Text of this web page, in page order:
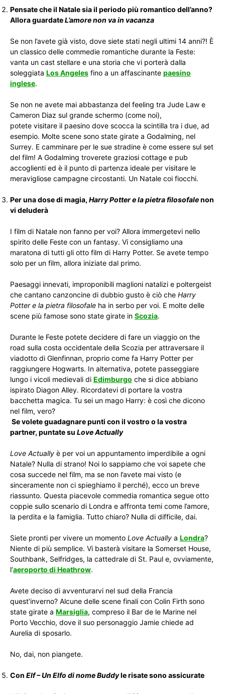
Pensate che il Natale sia il periodo più romantico dell’anno?
Allora guardateL’amore non va in vacanza
Se non l’avete già visto, dove siete stati negli ultimi 14 anni?! È
un classico delle commedie romantiche durante la Feste:
vanta un cast stellare e una storia che vi porterà dalla
soleggiata Los Angeles fino a un affascinante paesino
inglese.
Se non ne avete mai abbastanza del feeling tra Jude Law e
Cameron Diaz sul grande schermo (come noi),
potete visitare il paesino dove scocca la scintilla tra i due, ad
esempio. Molte scene sono state girate a Godalming, nel
Surrey. E camminare per le sue stradine è come essere sul set
del film! A Godalming troverete graziosi cottage e pub
accoglienti ed è il punto di partenza ideale per visitare le
meravigliose campagne circostanti. Un Natale coi fiocchi.
Per una dose di magia, Harry Potter e la pietra filosofalenon
vi deluderà
I film di Natale non fanno per voi? Allora immergetevi nello
spirito delle Feste con un fantasy. Vi consigliamo una
maratona di tutti gli otto film di Harry Potter. Se avete tempo
solo per un film, allora iniziate dal primo.
Paesaggi innevati, improponibili maglioni natalizi e poltergeist
che cantano canzoncine di dubbio gusto è ciò che Harry
Potter e la pietra filosofale ha in serbo per voi. E molte delle
scene più famose sono state girate in Scozia.
Durante le Feste potete decidere di fare un viaggio on the
road sulla costa occidentale della Scozia per attraversare il
viadotto di Glenfinnan, proprio come fa Harry Potter per
raggiungere Hogwarts. In alternativa, potete passeggiare
lungo i vicoli medievali di Edimburgo che si dice abbiano
ispirato Diagon Alley. Ricordatevi di portare la vostra
bacchetta magica. Tu sei un mago Harry: è così che dicono
nel film, vero?
Se volete guadagnare punti con il vostro o la vostra
partner, puntate su Love Actually
Love Actually è per voi un appuntamento imperdibile a ogni
Natale? Nulla di strano! Noi lo sappiamo che voi sapete che
cosa succede nel film, ma se non l’avete mai visto (e
sinceramente non ci spieghiamo il perché), ecco un breve
riassunto. Questa piacevole commedia romantica segue otto
coppie sullo scenario di Londra e affronta temi come l’amore,
la perdita e la famiglia. Tutto chiaro? Nulla di difficile, dai.
Siete pronti per vivere un momento Love Actually a Londra?
Niente di più semplice. Vi basterà visitare la Somerset House,
Southbank, Selfridges, la cattedrale di St. Paul e, ovviamente,
l’aeroporto di Heathrow.
Avete deciso di avventurarvi nel sud della Francia
quest’inverno? Alcune delle scene finali con Colin Firth sono
state girate a Marsiglia, compreso il Bar de le Marine nel
Porto Vecchio, dove il suo personaggio Jamie chiede ad
Aurelia di sposarlo.
No, dai, non piangete.
Con Elf – Un Elfo di nome Buddyle risate sono assicurate